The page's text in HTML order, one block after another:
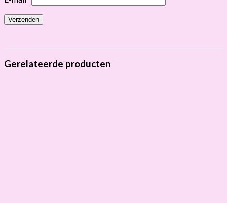
Gerelateerde producten